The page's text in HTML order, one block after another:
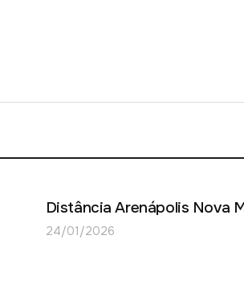
Distância Arenápolis Nova
24/01/2026